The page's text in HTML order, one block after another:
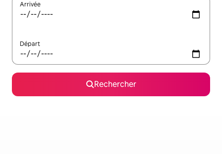
Arrivée
Départ
Rechercher